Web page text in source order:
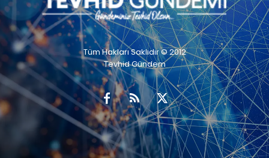
Tüm Hakları Saklıdır © 2012
Tevhid Gündem